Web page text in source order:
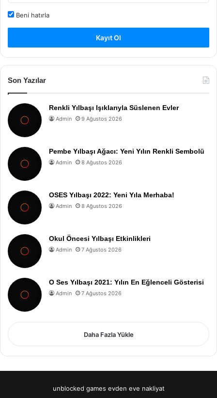
Beni hatırla
Kayıt Ol
Son Yazılar
Renkli Yılbaşı Işıklarıyla Süslenen Evler
Admin 9 Ağustos 2026
Pembe Yılbaşı Ağacı: Yeni Yılın Renkli Sembolü
Admin 8 Ağustos 2026
OSES Yılbaşı 2022: Yeni Yıla Merhaba!
Admin 8 Ağustos 2026
Okul Öncesi Yılbaşı Etkinlikleri
Admin 7 Ağustos 2026
O Ses Yılbaşı 2021: Yılın En Eğlenceli Gösterisi
Admin 7 Ağustos 2026
Daha Fazla Yükle
unblocked games evden eve nakliyat